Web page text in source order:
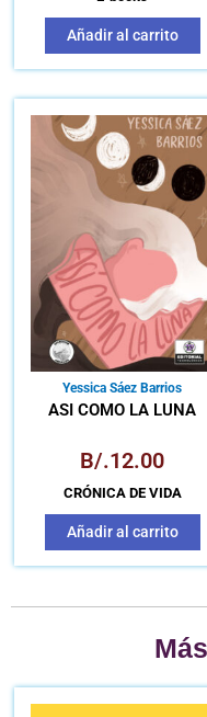
Añadir al carrito
Yessica Sáez Barrios
ASI COMO LA LUNA
B/.12.00
CRÓNICA DE VIDA
Añadir al carrito